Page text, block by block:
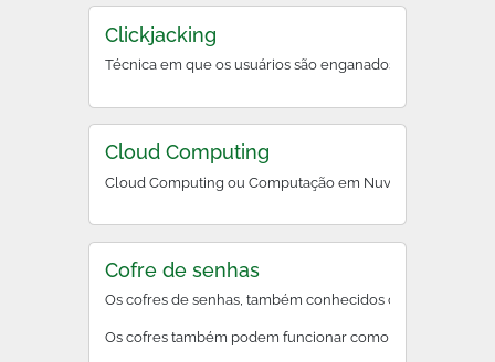
Clickjacking
Técnica em que os usuários são enganados a clicar em
Cloud Computing
Cloud Computing ou Computação em Nuvem é a
Cofre de senhas
Os cofres de senhas, também conhecidos como
Os cofres também podem funcionar como um plugin ou